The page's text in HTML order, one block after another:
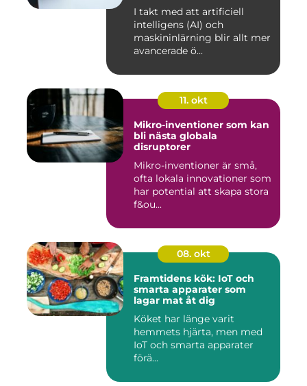
I takt med att artificiell
intelligens (AI) och
maskininlärning blir allt mer
avancerade ö...
11. okt
Mikro-inventioner som kan
bli nästa globala
disruptorer
Mikro-inventioner är små,
ofta lokala innovationer som
har potential att skapa stora
f&ou...
08. okt
Framtidens kök: IoT och
smarta apparater som
lagar mat åt dig
Köket har länge varit
hemmets hjärta, men med
IoT och smarta apparater
förä...